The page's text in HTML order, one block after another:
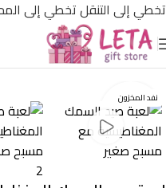
تخطي إلى التنقلتخطي إلى
الرئيسية/أقل من 3000 ل.س
نفد المخزون